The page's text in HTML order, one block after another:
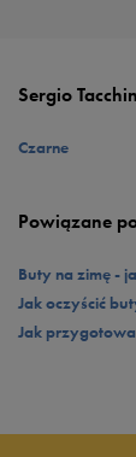
wykonane są z
stabilnością
renomowaną
Sergio
Czarne
Powiązane
Buty na zimę -
Jak oczyścić
Jak